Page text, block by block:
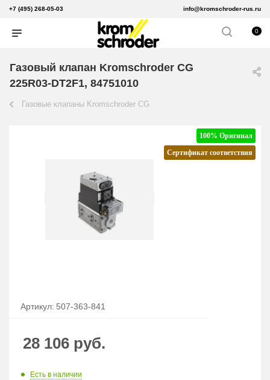
+7 (495) 268-05-03 info@kromschroder-rus.ru
0
Газовый клапан Kromschroder CG
225R03-DT2F1, 84751010
Газовые клапаны Kromschroder CG
100% Оригинал
Сертификат соответствия
Артикул: 507-363-841
28 106 руб.
Есть в наличии